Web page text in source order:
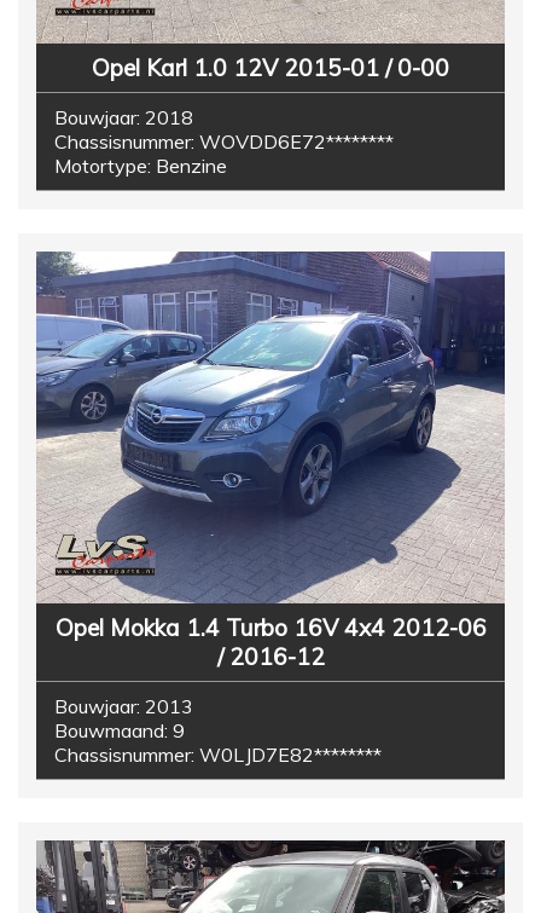
Opel Karl 1.0 12V 2015-01 / 0-00
Bouwjaar: 2018
Chassisnummer: WOVDD6E72********
Motortype: Benzine
Opel Mokka 1.4 Turbo 16V 4x4 2012-06
/ 2016-12
Bouwjaar: 2013
Bouwmaand: 9
Chassisnummer: W0LJD7E82********